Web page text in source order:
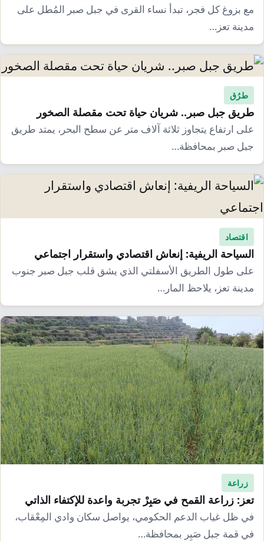
مع بزوغ كل فجر، تبدأ نساء القرى في جبل صبر المُطل على
مدينة تعز…
طرُق
طريق جبل صبر.. شريان حياة تحت مقصلة الصخور
على ارتفاع يتجاوز ثلاثة آلاف متر عن سطح البحر، يمتد طريق
جبل صبر بمحافظة…
اقتصاد
السياحة الريفية: إنعاش اقتصادي واستقرار اجتماعي
على طول الطريق الأسفلتي الذي يشق قلب جبل صبر جنوب
مدينة تعز، يلاحظ المار…
زراعة
تعز: زراعة القمح في صَبِرْ تجربة واعدة للإكتفاء الذاتي
في ظل غياب الدعم الحكومي، يواصل سكان وادي المِعْقاب،
في قمة جبل صَبِر بمحافظة…